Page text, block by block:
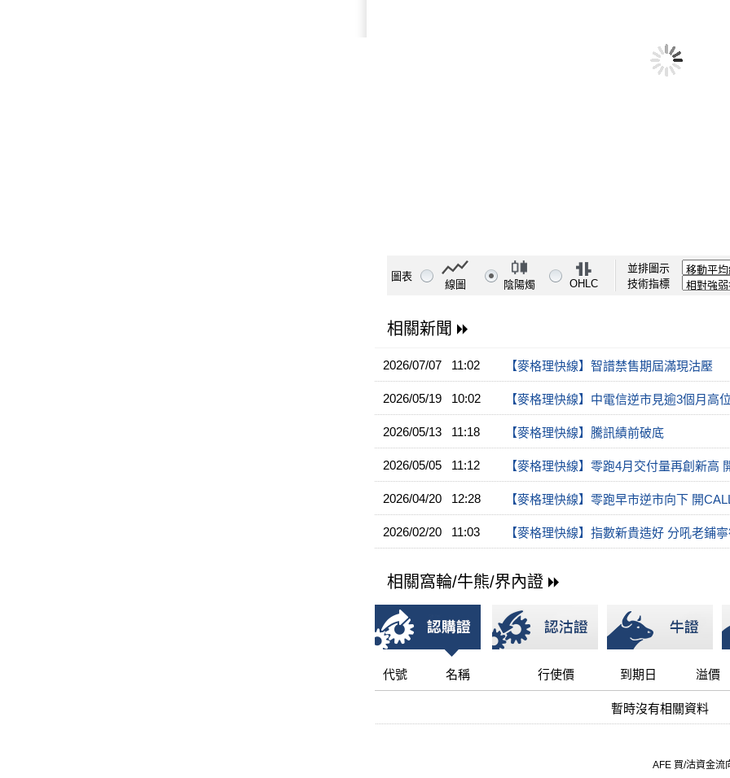
圖表
線圖 陰陽燭 OHLC
並排圖示
技術指標
相關新聞
2026/07/07 11:02 【麥格理快線】智譜禁售期屆滿現沽壓
2026/05/19 10:02 【麥格理快線】中電信逆市見逾3個月高
2026/05/13 11:18 【麥格理快線】騰訊績前破底
2026/05/05 11:12 【麥格理快線】零跑4月交付量再創新高
2026/04/20 12:28 【麥格理快線】零跑早市逆市向下 開
2026/02/20 11:03 【麥格理快線】指數新貴造好 分吼老鋪
相關窩輪/牛熊/界內證
代號 名稱 行使價 到期日 溢價
暫時沒有相關資料
AFE 買/沽資金流